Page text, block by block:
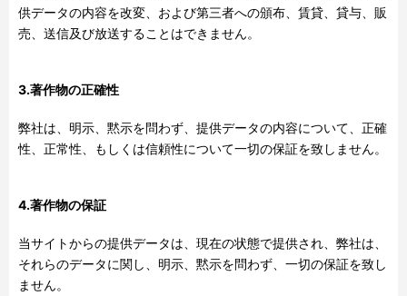
供データの内容を改変、および第三者への頒布、賃貸、貸与、販
売、送信及び放送することはできません。
3.著作物の正確性
弊社は、明示、黙示を問わず、提供データの内容について、正確
性、正常性、もしくは信頼性について一切の保証を致しません。
4.著作物の保証
当サイトからの提供データは、現在の状態で提供され、弊社は、
それらのデータに関し、明示、黙示を問わず、一切の保証を致し
ません。